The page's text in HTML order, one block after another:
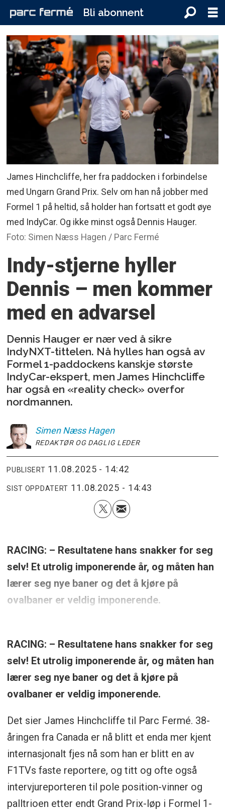
Bli abonnent
James Hinchcliffe, her fra paddocken i forbindelse
med Ungarn Grand Prix. Selv om han nå jobber med
Formel 1 på heltid, så holder han fortsatt et godt øye
med IndyCar. Og ikke minst også Dennis Hauger.
Foto: Simen Næss Hagen / Parc Fermé
Indy-stjerne hyller
Dennis – men kommer
med en advarsel
Dennis Hauger er nær ved å sikre
IndyNXT-tittelen. Nå hylles han også av
Formel 1-paddockens kanskje største
IndyCar-ekspert, men James Hinchcliffe
har også en «reality check» overfor
nordmannen.
Simen Næss Hagen
REDAKTØR OG DAGLIG LEDER
PUBLISERT 11.08.2025 - 14:42
SIST OPPDATERT 11.08.2025 - 14:43
RACING: – Resultatene hans snakker for seg
selv! Et utrolig imponerende år, og måten han
lærer seg nye baner og det å kjøre på
ovalbaner er veldig imponerende.
RACING: – Resultatene hans snakker for seg
selv! Et utrolig imponerende år, og måten han
lærer seg nye baner og det å kjøre på
ovalbaner er veldig imponerende.
Det sier James Hinchcliffe til Parc Fermé. 38-
åringen fra Canada er nå blitt et enda mer kjent
internasjonalt fjes nå som han er blitt en av
F1TVs faste reportere, og titt og ofte også
intervjureporteren til pole position-vinner og
palltrioen etter endt Grand Prix-løp i Formel 1-